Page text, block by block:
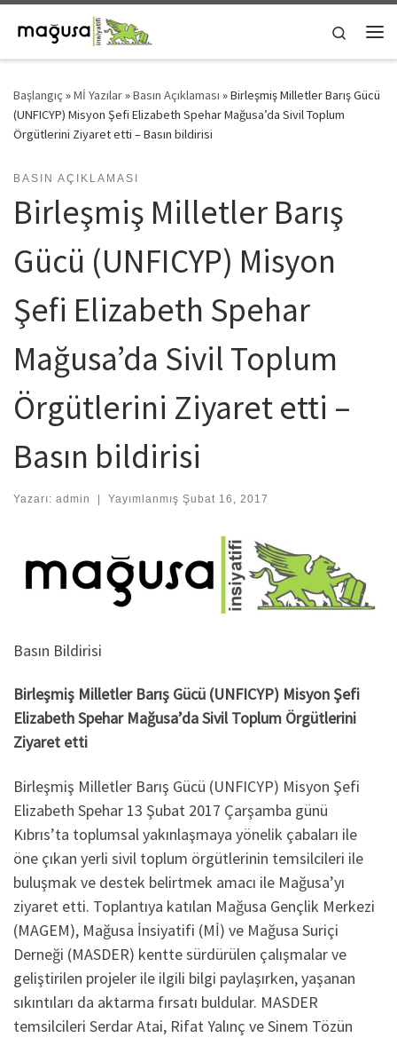
Skip to content
Search
Başlangıç »Mİ Yazılar»Basın Açıklaması »Birleşmiş Milletler Barış Gücü
(UNFICYP) Misyon Şefi Elizabeth Spehar Mağusa’da Sivil Toplum
Örgütlerini Ziyaret etti – Basın bildirisi
BASIN AÇIKLAMASI
Birleşmiş Milletler Barış
Gücü (UNFICYP) Misyon
Şefi Elizabeth Spehar
Mağusa’da Sivil Toplum
Örgütlerini Ziyaret etti –
Basın bildirisi
Yazarı: admin | Yayımlanmış Şubat 16, 2017
Basın Bildirisi
Birleşmiş Milletler Barış Gücü (UNFICYP) Misyon Şefi
Elizabeth Spehar Mağusa’da Sivil Toplum Örgütlerini
Ziyaret etti
Birleşmiş Milletler Barış Gücü (UNFICYP) Misyon Şefi
Elizabeth Spehar 13 Şubat 2017 Çarşamba günü
Kıbrıs’ta toplumsal yakınlaşmaya yönelik çabaları ile
öne çıkan yerli sivil toplum örgütlerinin temsilcileri ile
buluşmak ve destek belirtmek amacı ile Mağusa’yı
ziyaret etti. Toplantıya katılan Mağusa Gençlik Merkezi
(MAGEM), Mağusa İnsiyatifi (Mİ) ve Mağusa Suriçi
Derneği (MASDER) kentte sürdürülen çalışmalar ve
geliştirilen projeler ile ilgili bilgi paylaşırken, yaşanan
sıkıntıları da aktarma fırsatı buldular. MASDER
temsilcileri Serdar Atai, Rifat Yalınç ve Sinem Tözün